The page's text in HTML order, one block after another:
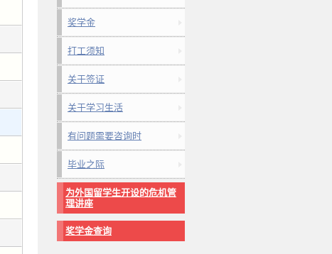
奖学金
打工须知
关于签证
关于学习生活
有问题需要咨询时
毕业之际
为外国留学生开设的危机管
理讲座
奖学金查询